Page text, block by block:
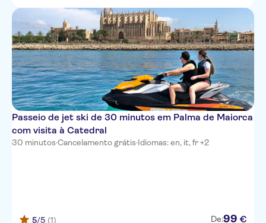
Villa Chiquita
Blue Sea Ses Cases D'Or
Bus stop savines 1 (51002)
hipotels mediterraneo
Zafiro Alzinar Mar
Hipotels Dunas
Son Bauló
Passeio de jet ski de 30 minutos em Palma de Maiorca
com visita à Catedral
30 minutos·Cancelamento grátis·Idiomas: en, it, fr +2
5/5 (1) De:99 €